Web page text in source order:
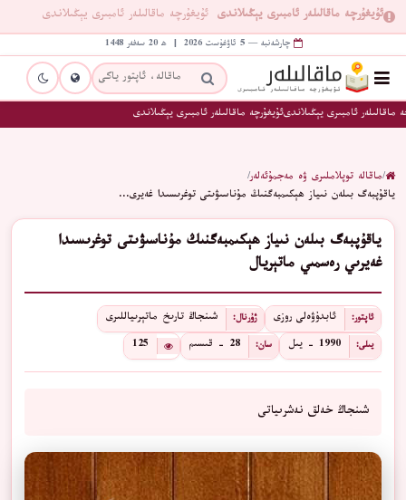
ئۇيغۇرچە ماقالىلەر ئامبىرى يېڭىلاندى ئۇيغۇرچە ماقالىلەر ئامبىرى يېڭىلاندى
چارشەنبە — 5 ئاۋغۇست 2026 | ھ 20 سەفەر 1448
ماقالىلەر ئامبىرى يېڭىلاندىئۇيغۇرچە ماقالىلەر ئامبىرى يېڭىلاندى
/ماقالە توپلاملىرى ۋە مەجمۇئەلەر/
ياقۇپبەگ بىلەن نىياز ھېكىمبەگنىڭ مۇناسىۋىتى توغرىسىدا غەيرى…
ياقۇپبەگ بىلەن نىياز ھېكىمبەگنىڭ مۇناسىۋىتى توغرىسىدا
غەيرىي رەسمىي ماتېريال
ئاپتور: ئابدۇۋەلى روزى ژۇرنال: شىنجاڭ تارىخ ماتېرىياللىرى
يىلى: 1990 - يىل سان: 28 - قىسىم 125
شىنجاڭ خەلق نەشرىياتى